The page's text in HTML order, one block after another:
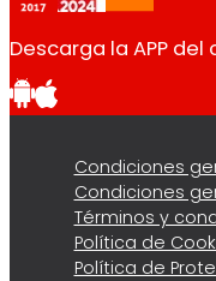
Descarga la APP del
Condiciones
Condiciones
Términos y
Política de
Política de